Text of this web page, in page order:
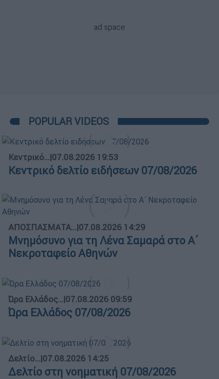
POPULAR VIDEOS
Κεντρικό...|07.08.2026 19:53
Κεντρικό δελτίο ειδήσεων 07/08/2026
ΑΠΟΣΠΑΣΜΑΤΑ...|07.08.2026 14:29
Μνημόσυνο για τη Λένα Σαμαρά στο Α΄
Νεκροταφείο Αθηνών
Ώρα Ελλάδος...|07.08.2026 09:59
Ώρα Ελλάδος 07/08/2026
Δελτίο...|07.08.2026 14:25
Δελτίο στη νοηματική 07/08/2026